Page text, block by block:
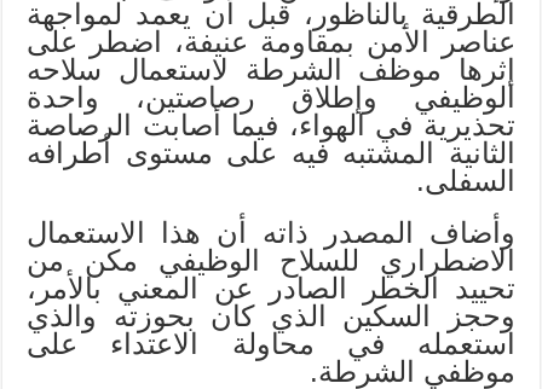
الطرقية بالناظور، قبل أن يعمد لمواجهة
عناصر الأمن بمقاومة عنيفة، اضطر على
إثرها موظف الشرطة لاستعمال سلاحه
الوظيفي وإطلاق رصاصتين، واحدة
تحذيرية في الهواء، فيما أصابت الرصاصة
الثانية المشتبه فيه على مستوى أطرافه
السفلى.
وأضاف المصدر ذاته أن هذا الاستعمال
الاضطراري للسلاح الوظيفي مكن من
تحييد الخطر الصادر عن المعني بالأمر،
وحجز السكين الذي كان بحوزته والذي
استعمله في محاولة الاعتداء على
موظفي الشرطة.